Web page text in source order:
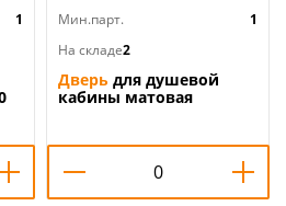
1
Мин.парт.
1
На складе2
Дверь для душевой
кабины матовая